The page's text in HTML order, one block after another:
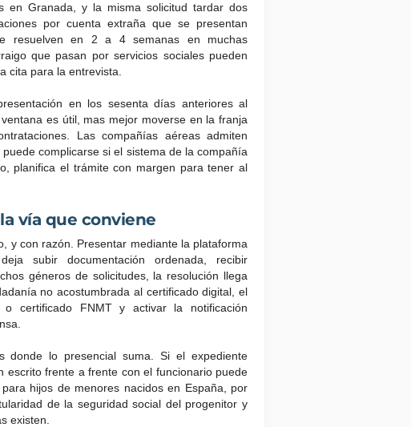
en Granada, y la misma solicitud tardar dos
por cuenta extraña que se presentan
resuelven en 2 a 4 semanas en muchas
que pasan por servicios sociales pueden
cita para la entrevista.
en los sesenta días anteriores al
es útil, mas mejor moverse en la franja
Las compañías aéreas admiten
complicarse si el sistema de la compañía
planifica el trámite con margen para tener al
vía que conviene
y con razón. Presentar mediante la plataforma
subir documentación ordenada, recibir
géneros de solicitudes, la resolución llega
no acostumbrada al certificado digital, el
certificado FNMT y activar la notificación
donde lo presencial suma. Si el expediente
escrito frente a frente con el funcionario puede
hijos de menores nacidos en España, por
de la seguridad social del progenitor y
existen.